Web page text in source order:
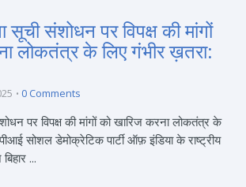
सूची संशोधन पर विपक्ष की मांगों
लोकतंत्र के लिए गंभीर ख़तरा:
0 Comments
पर विपक्ष की मांगों को खारिज करना लोकतंत्र के
सोशल डेमोक्रेटिक पार्टी ऑफ़ इंडिया के राष्ट्रीय
...